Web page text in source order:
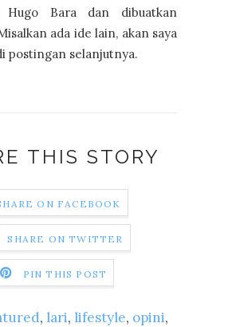
Hugo Bara dan dibuatkan
ada ide lain, akan saya
postingan selanjutnya.
THIS STORY
ON FACEBOOK
SHARE ON TWITTER
PIN THIS POST
, lari, lifestyle, opini,